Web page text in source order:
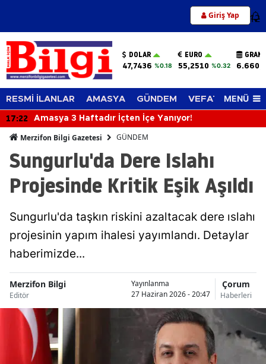
Giriş Yap 12
DOLAR
47,7436 %0.18
EURO
55,2510 %0.32
RESMİ İLANLAR AMASYA GÜNDEM VEFAT EDENLER
MENÜ
17:22 Amasya 3 Haftadır İçten İçe Yanıyor!
Merzifon Bilgi Gazetesi GÜNDEM
Sungurlu'da Dere Islahı
Projesinde Kritik Eşik Aşıldı
Sungurlu'da taşkın riskini azaltacak dere ıslahı
projesinin yapım ihalesi yayımlandı. Detaylar
haberimizde...
Merzifon Bilgi
Editör
Yayınlanma
27 Haziran 2026 - 20:47
Çorum
Haberleri